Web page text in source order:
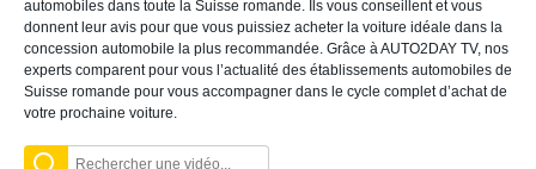
automobiles dans toute la Suisse romande. Ils vous conseillent et vous
donnent leur avis pour que vous puissiez acheter la voiture idéale dans la
concession automobile la plus recommandée. Grâce à AUTO2DAY TV, nos
experts comparent pour vous l’actualité des établissements automobiles de
Suisse romande pour vous accompagner dans le cycle complet d’achat de
votre prochaine voiture.